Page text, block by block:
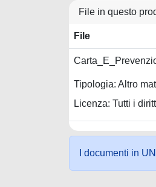
File in questo
File
Tipologia: Altro
Licenza: Tutti i
I documenti in